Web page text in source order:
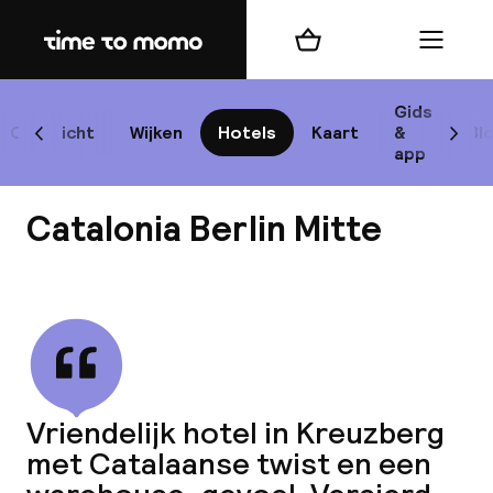
Home
Overzicht Wijken Hotels Kaart
Gids
&
app
Scroll naar links
Winkelmand Menu
Catalonia Berlin Mitte
Vriendelijk hotel in Kreuzberg
met Catalaanse twist en een